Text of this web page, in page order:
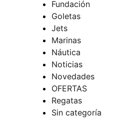
Fundación
Goletas
Jets
Marinas
Náutica
Noticias
Novedades
OFERTAS
Regatas
Sin categoría